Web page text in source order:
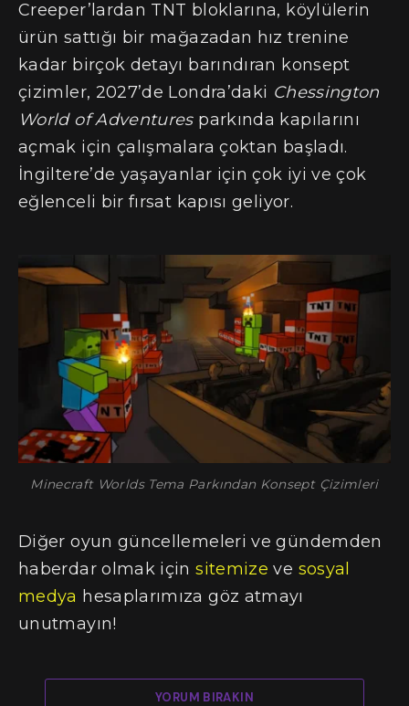
Creeper’lardan TNT bloklarına, köylülerin
ürün sattığı bir mağazadan hız trenine
kadar birçok detayı barındıran konsept
çizimler, 2027’de Londra’daki Chessington
World of Adventuresparkında kapılarını
açmak için çalışmalara çoktan başladı.
İngiltere’de yaşayanlar için çok iyi ve çok
eğlenceli bir fırsat kapısı geliyor.
Minecraft Worlds Tema Parkından Konsept Çizimleri
Diğer oyun güncellemeleri ve gündemden
haberdar olmak içinsitemize ve sosyal
medya hesaplarımıza göz atmayı
unutmayın!
YORUM BIRAKIN